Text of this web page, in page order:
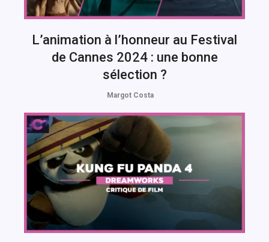
L’animation à l’honneur au Festival
de Cannes 2024 : une bonne
sélection ?
Margot Costa